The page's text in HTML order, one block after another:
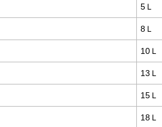
5Ｌ
8Ｌ
10Ｌ
13Ｌ
15Ｌ
18Ｌ